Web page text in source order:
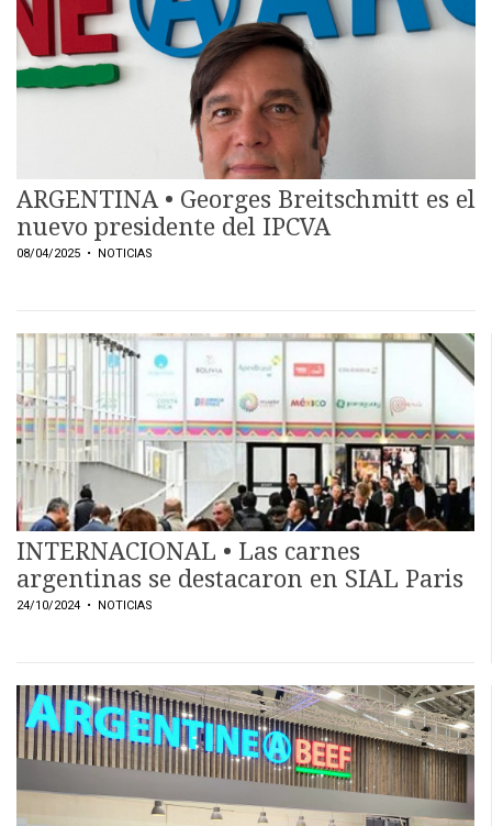
ARGENTINA • Georges Breitschmitt es el
nuevo presidente del IPCVA
08/04/2025 • NOTICIAS
INTERNACIONAL • Las carnes
argentinas se destacaron en SIAL Paris
24/10/2024 • NOTICIAS